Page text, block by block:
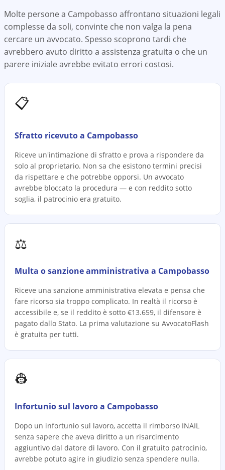
Molte persone a Campobasso affrontano situazioni legali
complesse da soli, convinte che non valga la pena
cercare un avvocato. Spesso scoprono tardi che
avrebbero avuto diritto a assistenza gratuita o che un
parere iniziale avrebbe evitato errori costosi.
📋
Sfratto ricevuto a Campobasso
Riceve un'intimazione di sfratto e prova a rispondere da
solo al proprietario. Non sa che esistono termini precisi
da rispettare e che potrebbe opporsi. Un avvocato
avrebbe bloccato la procedura — e con reddito sotto
soglia, il patrocinio era gratuito.
⚖️
Multa o sanzione amministrativa a Campobasso
Riceve una sanzione amministrativa elevata e pensa che
fare ricorso sia troppo complicato. In realtà il ricorso è
accessibile e, se il reddito è sotto €13.659, il difensore è
pagato dallo Stato. La prima valutazione su AvvocatoFlash
è gratuita per tutti.
👷
Infortunio sul lavoro a Campobasso
Dopo un infortunio sul lavoro, accetta il rimborso INAIL
senza sapere che aveva diritto a un risarcimento
aggiuntivo dal datore di lavoro. Con il gratuito patrocinio,
avrebbe potuto agire in giudizio senza spendere nulla.